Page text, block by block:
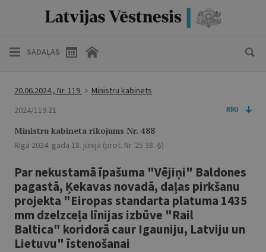
SADAĻAS
20.06.2024., Nr. 119
Ministru kabinets
2024/119.21
RĪKI
Ministru kabineta rīkojums Nr. 488
Rīgā 2024. gada 18. jūnijā (prot. Nr. 25 38. §)
Par nekustamā īpašuma "Vējiņi" Baldones
pagastā, Ķekavas novadā, daļas pirkšanu
projekta "Eiropas standarta platuma 1435
mm dzelzceļa līnijas izbūve "Rail
Baltica" koridorā caur Igauniju, Latviju un
Lietuvu" īstenošanai